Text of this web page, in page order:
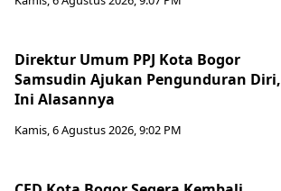
Direktur Umum PPJ Kota Bogor
Samsudin Ajukan Pengunduran Diri,
Ini Alasannya
Kamis, 6 Agustus 2026, 9:02 PM